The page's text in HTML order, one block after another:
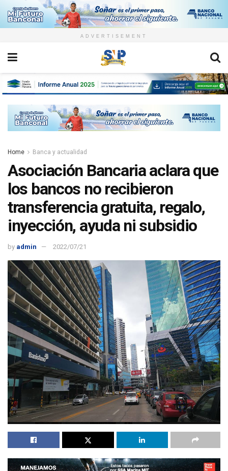
ADVERTISEMENT
Home Banca y actualidad
Asociación Bancaria aclara que
los bancos no recibieron
transferencia gratuita, regalo,
inyección, ayuda ni subsidio
by admin 2022/07/21